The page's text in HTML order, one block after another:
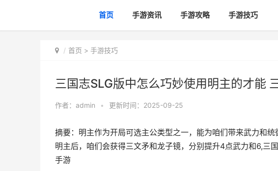
首页 手游资讯 手游攻略 手游技巧
首页 > 手游技巧
三国志SLG版中怎么巧妙使用明主的才能
作者： admin • 更新时间：2025-09-25
摘要：明主作为开局可选主公类型之一，能为咱们带来武力和
明主后，咱们会获得三文矛和龙子镜，分别提升4点武力和6,三
手游